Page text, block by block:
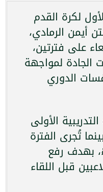
لكرة القدم
أيمن الرمادي،
على فترتين،
الجادة لمواجهة
الدوري
الأولى
تُجرى الفترة
بهدف رفع
قبل اللقاء